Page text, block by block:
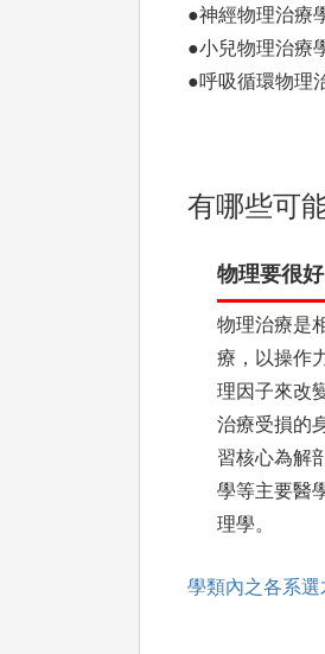
●神經物理治療
●小兒物理治療
●呼吸循環物理
有哪些可
物理要很
物理治療是
療，以操作
理因子來改
治療受損的
習核心為解
學等主要醫
理學。
學類內之各系選